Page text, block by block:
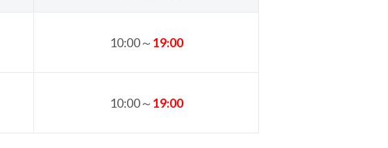
10:00～ 19:00
10:00～ 19:00